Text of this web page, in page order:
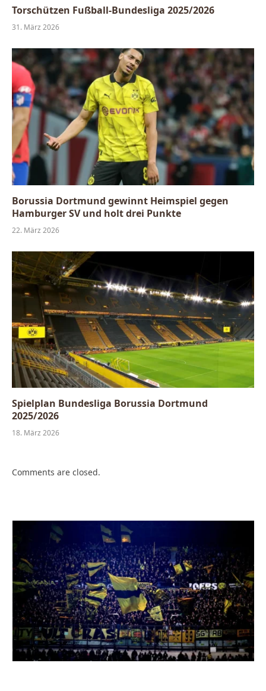
Torschützen Fußball-Bundesliga 2025/2026
31. März 2026
Borussia Dortmund gewinnt Heimspiel gegen
Hamburger SV und holt drei Punkte
22. März 2026
Spielplan Bundesliga Borussia Dortmund
2025/2026
18. März 2026
Comments are closed.